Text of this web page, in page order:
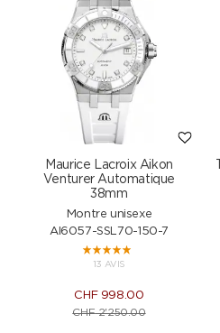
Maurice Lacroix Aikon
Venturer Automatique
38mm
Montre unisexe
AI6057-SSL70-150-7
13 AVIS
CHF998.00
CHF2'250.00